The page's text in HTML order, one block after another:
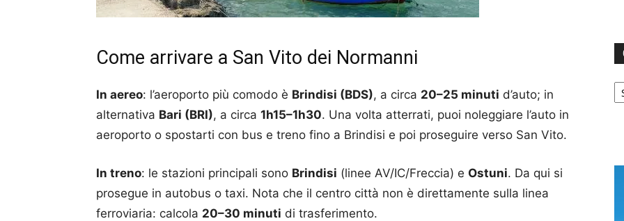
Come arrivare a San Vito dei Normanni
In aereo: l’aeroporto più comodo è Brindisi (BDS), a circa 20–25 minuti d’auto; in
alternativa Bari (BRI), a circa 1h15–1h30. Una volta atterrati, puoi noleggiare l’auto in
aeroporto o spostarti con bus e treno fino a Brindisi e poi proseguire verso San Vito.
In treno: le stazioni principali sono Brindisi (linee AV/IC/Freccia) e Ostuni. Da qui si
prosegue in autobus o taxi. Nota che il centro città non è direttamente sulla linea
ferroviaria: calcola 20–30 minuti di trasferimento.